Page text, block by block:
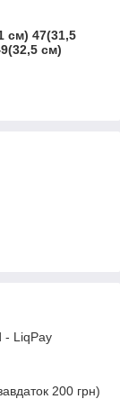
см) 47(31,5
см)
- LiqPay
200 грн)